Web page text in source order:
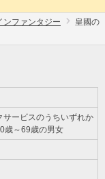
ンファンタジー
皇國の
サービスのうちいずれか
歳～69歳の男女